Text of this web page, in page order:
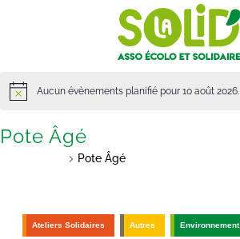
Aucun évènements planifié pour 10 août 2026.
Pote Âgé
Pote Âgé
Ateliers Solidaires Autres Environnement